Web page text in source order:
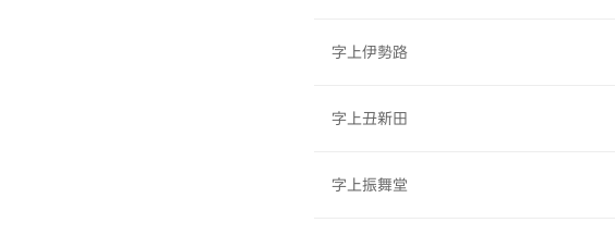
字上伊勢路
字上丑新田
字上振舞堂